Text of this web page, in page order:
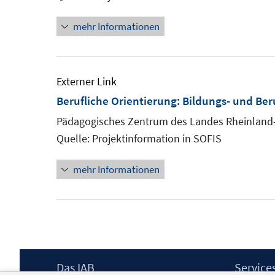
mehr Informationen
Externer Link
Berufliche Orientierung: Bildungs- und
Pädagogisches Zentrum des Landes
Quelle: Projektinformation in SOFIS
mehr Informationen
Footer
Das IAB